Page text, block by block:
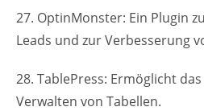
27. OptinMonster: Ein Plugin
Leads und zur Verbesserung
28. TablePress: Ermöglicht
Verwalten von Tabellen.